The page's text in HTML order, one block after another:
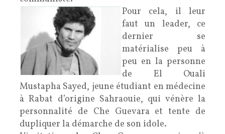
Pour cela, il leur
faut un leader, ce
dernier se
matérialise peu à
peu en la personne
de El Ouali
Mustapha Sayed, jeune étudiant en médecine
à Rabat d’origine Sahraouie, qui vénère la
personnalité de Che Guevara et tente de
dupliquer la démarche de son idole.